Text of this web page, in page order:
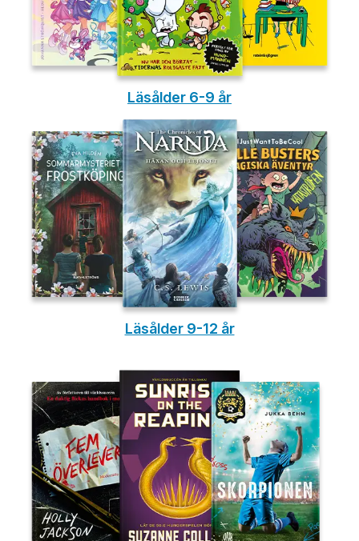
Läsålder 6-9 år
Läsålder 9-12 år